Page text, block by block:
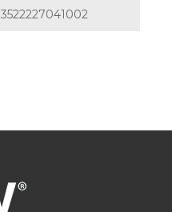
3522227041002